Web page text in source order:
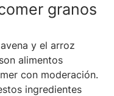
granos
y el arroz
alimentos
con moderación.
ingredientes